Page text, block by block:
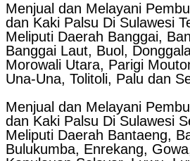
Menjual dan Melayani
dan Kaki Palsu Di Sulawesi
Meliputi Daerah Banggai,
Banggai Laut, Buol,
Morowali Utara, Parigi
Una-Una, Tolitoli, Palu dan
Menjual dan Melayani
dan Kaki Palsu Di Sulawesi
Meliputi Daerah Bantaeng,
Bulukumba, Enrekang,